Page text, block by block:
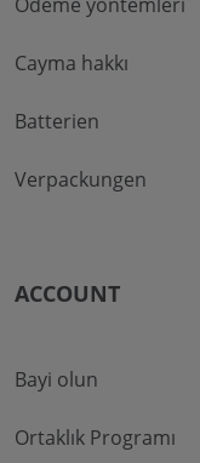
Cayma hakkı
Batterien
Verpackungen
ACCOUNT
Bayi olun
Ortaklık Programı